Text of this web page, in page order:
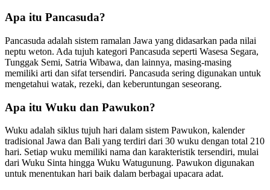
Apa itu Pancasuda?
Pancasuda adalah sistem ramalan Jawa yang didasarkan pada nilai
neptu weton. Ada tujuh kategori Pancasuda seperti Wasesa Segara,
Tunggak Semi, Satria Wibawa, dan lainnya, masing-masing
memiliki arti dan sifat tersendiri. Pancasuda sering digunakan untuk
mengetahui watak, rezeki, dan keberuntungan seseorang.
Apa itu Wuku dan Pawukon?
Wuku adalah siklus tujuh hari dalam sistem Pawukon, kalender
tradisional Jawa dan Bali yang terdiri dari 30 wuku dengan total 210
hari. Setiap wuku memiliki nama dan karakteristik tersendiri, mulai
dari Wuku Sinta hingga Wuku Watugunung. Pawukon digunakan
untuk menentukan hari baik dalam berbagai upacara adat.